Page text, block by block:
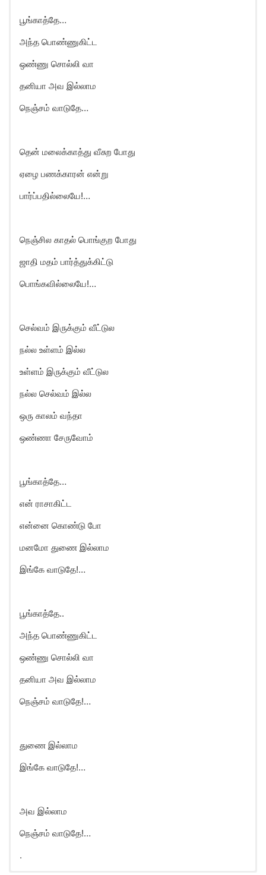
பூங்காத்தே…
அந்த பொண்ணுகிட்ட
ஒண்ணு சொல்லி வா
தனியா அவ இல்லாம
நெஞ்சம் வாடுதே…
தென் மலைக்காத்து வீசுற போது
ஏழை பணக்காரன் என்று
பார்ப்பதில்லையே!…
நெஞ்சில காதல் பொங்குற போது
ஜாதி மதம் பார்த்துக்கிட்டு
பொங்கவில்லையே!…
செல்வம் இருக்கும் வீட்டுல
நல்ல உள்ளம் இல்ல
உள்ளம் இருக்கும் வீட்டுல
நல்ல செல்வம் இல்ல
ஒரு காலம் வந்தா
ஒண்ணா சேருவோம்
பூங்காத்தே…
என் ராசாகிட்ட
என்னை கொண்டு போ
மனமோ துணை இல்லாம
இங்கே வாடுதே!…
பூங்காத்தே..
அந்த பொண்ணுகிட்ட
ஒண்ணு சொல்லி வா
தனியா அவ இல்லாம
நெஞ்சம் வாடுதே!…
துணை இல்லாம
இங்கே வாடுதே!…
அவ இல்லாம
நெஞ்சம் வாடுதே!…
.